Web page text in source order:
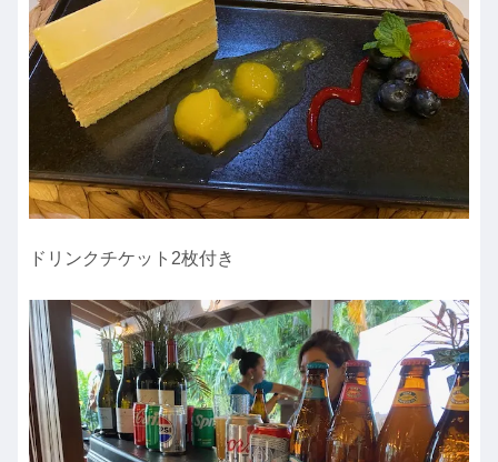
ドリンクチケット2枚付き